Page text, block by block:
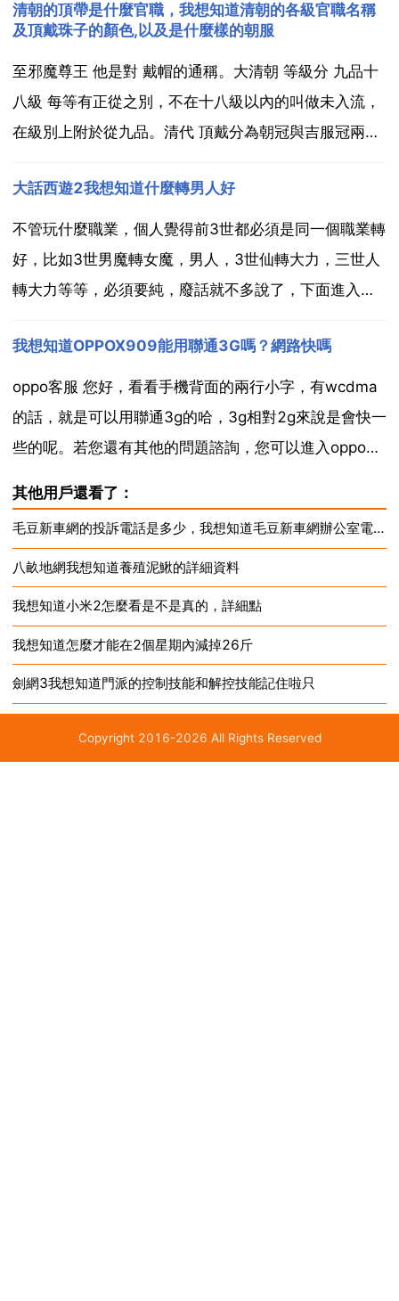
清朝的頂帶是什麼官職，我想知道清朝的各級官職名稱
及頂戴珠子的顏色,以及是什麼樣的朝服
至邪魔尊王 他是對 戴帽的通稱。大清朝 等級分 九品十
八級 每等有正從之別，不在十八級以內的叫做未入流，
在級別上附於從九品。清代 頂戴分為朝冠與吉服冠兩
石，只是用所飾的珍珠 東珠 的數目來加區別。親王冠頂
裝飾有10顆東珠，親王的世子冠頂裝飾有9顆東珠...
大話西遊2我想知道什麼轉男人好
不管玩什麼職業，個人覺得前3世都必須是同一個職業轉
好，比如3世男魔轉女魔，男人，3世仙轉大力，三世人
轉大力等等，必須要純，廢話就不多說了，下面進入正
然流行的當然是全敏人了，不管你是打怪還是pk，對於
人來說搶佔先手，控制住人家才是王道，所以我建議你3
世...
我想知道OPPOX909能用聯通3G嗎？網路快嗎
oppo客服 您好，看看手機背面的兩行小字，有wcdma
的話，就是可以用聯通3g的哈，3g相對2g來說是會快一
些的呢。若您還有其他的問題諮詢，您可以進入oppo企
速槓槓的 我用過。oppox909能用4g網路嗎？ oppo客
服 你好，由於硬體上的不...
其他用戶還看了：
毛豆新車網的投訴電話是多少，我想知道毛豆新車網辦公室電話？
八畝地網我想知道養殖泥鰍的詳細資料
我想知道小米2怎麼看是不是真的，詳細點
我想知道怎麼才能在2個星期內減掉26斤
劍網3我想知道門派的控制技能和解控技能記住啦只
Copyright 2016-2026 All Rights Reserved